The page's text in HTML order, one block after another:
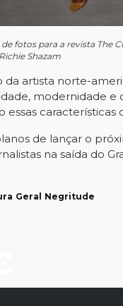
de fotos para a revista The
Shazam
da artista norte-
modernidade
essas
de lançar o
na saída do
Geral Negritude